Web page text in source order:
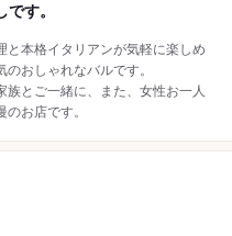
す。
と本格イタリアンが気軽に楽しめ
おしゃれなバルです。
族とご一緒に、また、女性お一人
お店です。